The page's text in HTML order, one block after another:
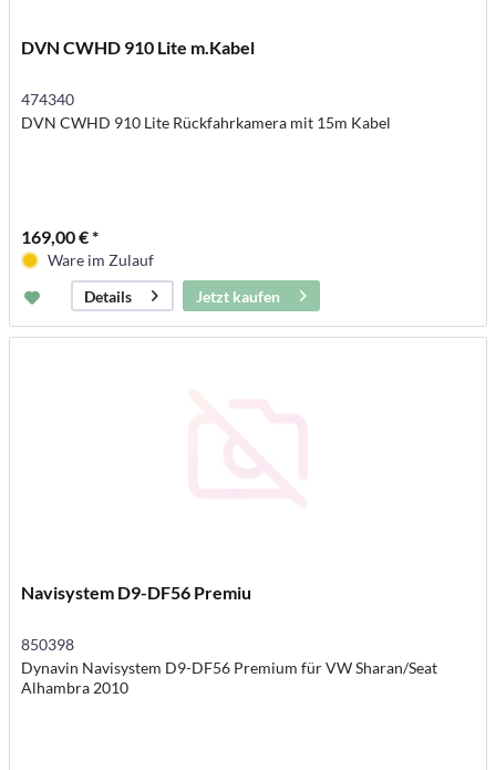
DVN CWHD 910 Lite m.Kabel
474340
DVN CWHD 910 Lite Rückfahrkamera mit 15m Kabel
169,00 € *
Ware im Zulauf
Details
Jetzt kaufen
Navisystem D9-DF56 Premiu
850398
Dynavin Navisystem D9-DF56 Premium für VW Sharan/Seat
Alhambra 2010